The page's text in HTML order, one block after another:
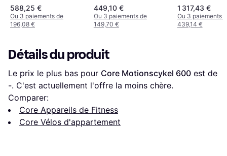
588,25 €
Ou 3 paiements de
196,08 €
Bike
449,10 €
Ou 3 paiements de
149,70 €
Noir
1 317,43 €
Ou 3 paiements
439,14 €
Détails du produit
Le prix le plus bas pour Core Motionscykel 600
-. C'est actuellement l'offre la moins chère.
Comparer:
Core Appareils de Fitness
Core Vélos d'appartement